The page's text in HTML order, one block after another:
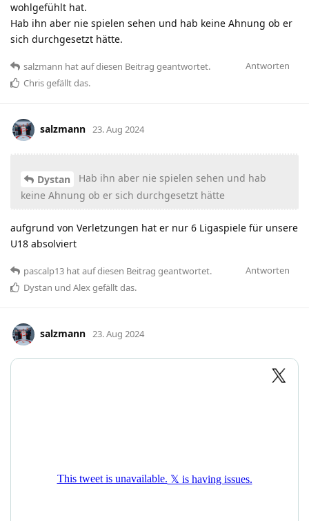
wohlgefühlt hat.
Hab ihn aber nie spielen sehen und hab keine Ahnung ob er
sich durchgesetzt hätte.
Antworten
salzmann hatauf diesen Beitrag geantwortet.
Chrisgefällt das.
salzmann 23. Aug 2024
Dystan
Hab ihn aber nie spielen sehen und hab
keine Ahnung ob er sich durchgesetzt hätte
aufgrund von Verletzungen hat er nur 6 Ligaspiele für unsere
U18 absolviert
Antworten
pascalp13 hatauf diesen Beitrag geantwortet.
Dystan und Alexgefällt das.
salzmann 23. Aug 2024